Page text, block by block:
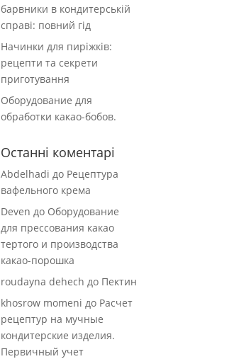
барвники в кондитерській
справі: повний гід
Начинки для пиріжків:
рецепти та секрети
приготування
Оборудование для
обработки какао-бобов.
Останні коментарі
Abdelhadi до Рецептура
вафельного крема
Deven до Оборудование
для прессования какао
тертого и производства
какао-порошка
roudayna dehech до Пектин
khosrow momeni до Расчет
рецептур на мучные
кондитерские изделия.
Первичный учет